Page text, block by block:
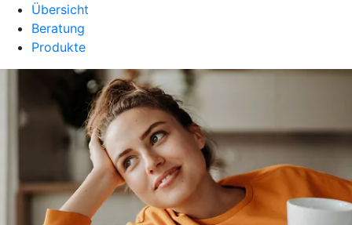
Übersicht
Beratung
Produkte